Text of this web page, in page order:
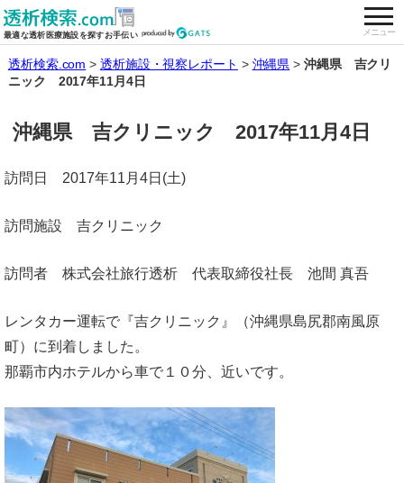
最適な透析医療施設を探すお手伝い メニュー
全国の透析施設を検索する
透析検索.com 透析施設・視察レポート 沖縄県
沖縄県 吉クリ
ニック 2017年11月4日
沖縄県 吉クリニック 2017年11月4日
訪問日 2017年11月4日(土)
訪問施設 吉クリニック
訪問者 株式会社旅行透析 代表取締役社長 池間 真吾
レンタカー運転で『吉クリニック』（沖縄県島尻郡南風原
町）に到着しました。
那覇市内ホテルから車で１０分、近いです。